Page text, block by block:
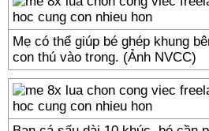
Mẹ có thể giúp bé ghép khung
con thú vào trong. (Ảnh NVCC)